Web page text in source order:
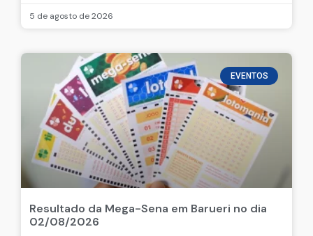
5 de agosto de 2026
EVENTOS
Resultado da Mega-Sena em Barueri no dia
02/08/2026